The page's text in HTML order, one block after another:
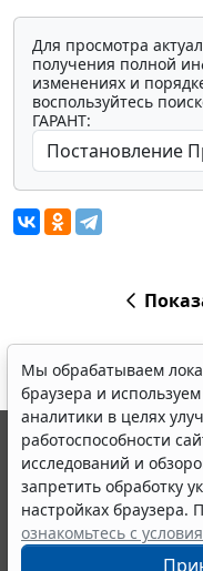
Для просмотра
получения полной
изменениях и
воспользуйтесь
ГАРАНТ:
Мы обрабатываем
браузера и
аналитики в целях
работоспособности
исследований и
запретить обработку
настройках браузера.
ознакомьтесь с
© ООО "НПП "ГАРАНТ-
выпускается с 1990
являются участниками
информации ГАРАНТ.
Портал ГАРАНТ.РУ